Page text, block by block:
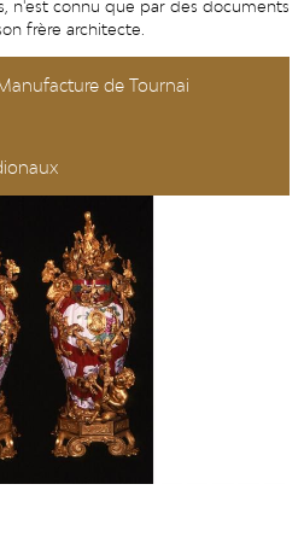
n'est connu que par des documents
frère architecte.
de Tournai